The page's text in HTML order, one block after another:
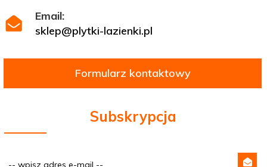
Email:
sklep@plytki-lazienki.pl
Formularz kontaktowy
Subskrypcja